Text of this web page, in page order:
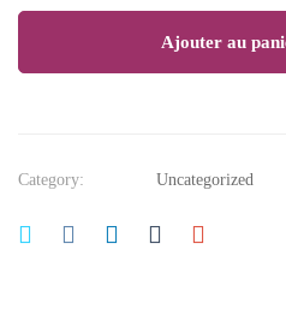
Negotiating
Ajouter au
Category: Uncategorized